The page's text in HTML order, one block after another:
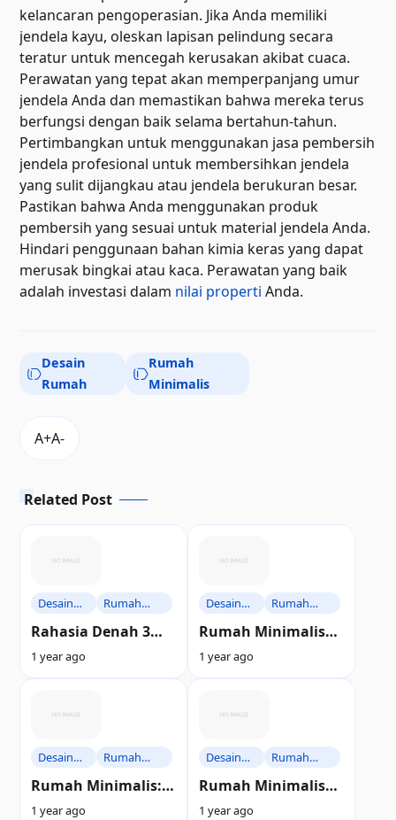
kelancaran pengoperasian. Jika Anda memiliki
jendela kayu, oleskan lapisan pelindung secara
teratur untuk mencegah kerusakan akibat cuaca.
Perawatan yang tepat akan memperpanjang umur
jendela Anda dan memastikan bahwa mereka terus
berfungsi dengan baik selama bertahun-tahun.
Pertimbangkan untuk menggunakan jasa pembersih
jendela profesional untuk membersihkan jendela
yang sulit dijangkau atau jendela berukuran besar.
Pastikan bahwa Anda menggunakan produk
pembersih yang sesuai untuk material jendela Anda.
Hindari penggunaan bahan kimia keras yang dapat
merusak bingkai atau kaca. Perawatan yang baik
adalah investasi dalam nilai properti Anda.
Desain
Rumah
Rumah
Minimalis
Related Post
Desain
Rumah
Rumah
Minimalis
Rahasia Denah 3
Kamar Minimalis:
1 year ago
Desain
Rumah
Rumah
Minimalis
Rumah Minimalis
Modern: Rahasia
Selamanya
1 year ago
Desain
Rumah
Rumah
Minimalis
Rumah Minimalis: 5
Warna Cat Anti
1 year ago
Desain
Rumah
Rumah
Minimalis
Rumah Minimalis
Makin Memikat: 7
1 year ago